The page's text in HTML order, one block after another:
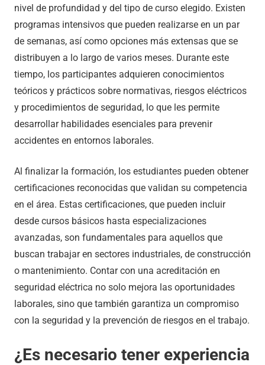
nivel de profundidad y del tipo de curso elegido. Existen
programas intensivos que pueden realizarse en un par
de semanas, así como opciones más extensas que se
distribuyen a lo largo de varios meses. Durante este
tiempo, los participantes adquieren conocimientos
teóricos y prácticos sobre normativas, riesgos eléctricos
y procedimientos de seguridad, lo que les permite
desarrollar habilidades esenciales para prevenir
accidentes en entornos laborales.
Al finalizar la formación, los estudiantes pueden obtener
certificaciones reconocidas que validan su competencia
en el área. Estas certificaciones, que pueden incluir
desde cursos básicos hasta especializaciones
avanzadas, son fundamentales para aquellos que
buscan trabajar en sectores industriales, de construcción
o mantenimiento. Contar con una acreditación en
seguridad eléctrica no solo mejora las oportunidades
laborales, sino que también garantiza un compromiso
con la seguridad y la prevención de riesgos en el trabajo.
¿Es necesario tener experiencia